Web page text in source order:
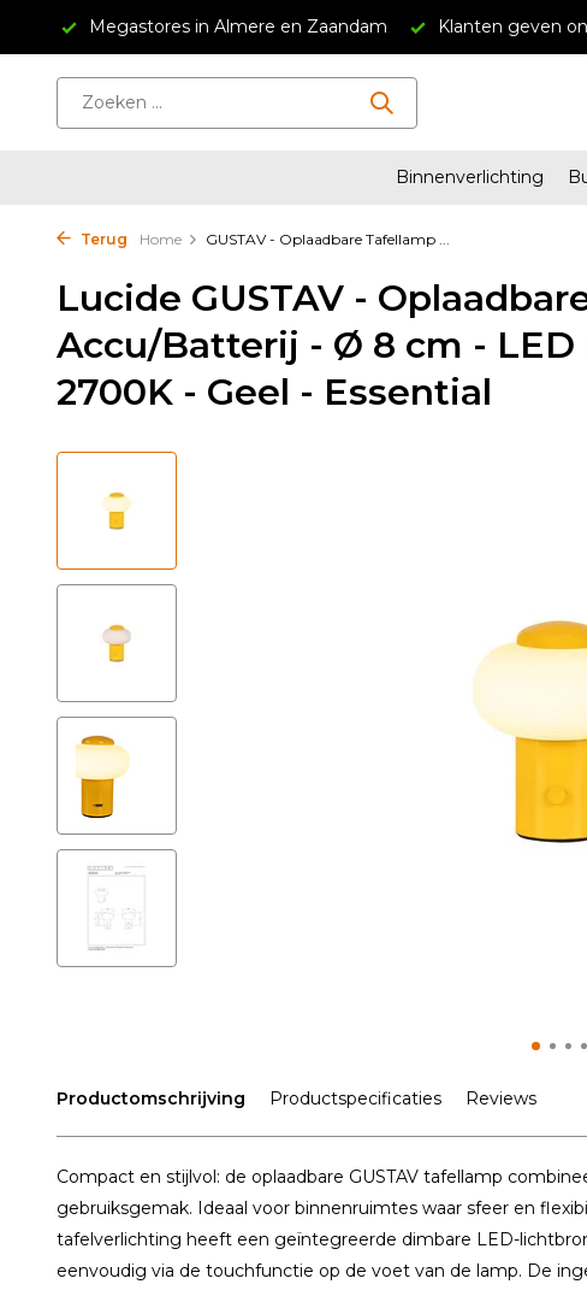
Megastores in Almere en Zaandam Klanten geven
Binnenverlichting
Terug Home GUSTAV - Oplaadbare Tafellamp ...
Lucide GUSTAV -
Accu/Batterij - Ø 8 cm - LED
2700K - Geel - Essential
Productomschrijving Productspecificaties Reviews
Compact en stijlvol: de oplaadbare GUSTAV tafellamp
gebruiksgemak. Ideaal voor binnenruimtes waar sfeer en
tafelverlichting heeft een geïntegreerde dimbare LED-
eenvoudig via de touchfunctie op de voet van de lamp. De